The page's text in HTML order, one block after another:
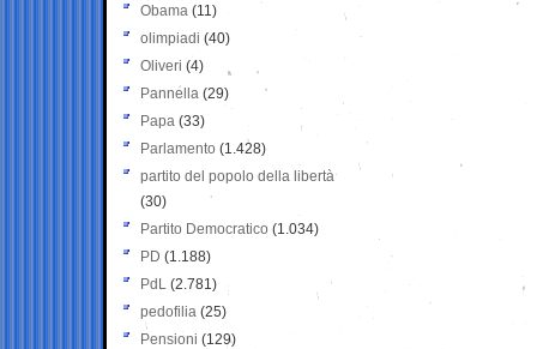
Obama (11)
olimpiadi (40)
Oliveri (4)
Pannella (29)
Papa (33)
Parlamento (1.428)
partito del popolo della libertà
(30)
Partito Democratico (1.034)
PD (1.188)
PdL (2.781)
pedofilia (25)
Pensioni (129)